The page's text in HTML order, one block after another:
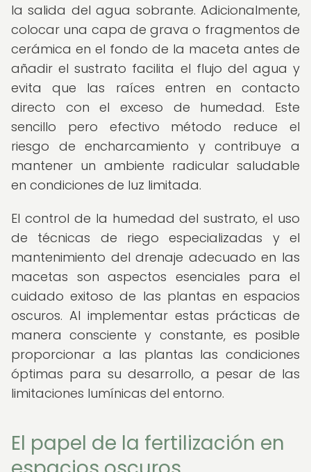
la salida del agua sobrante. Adicionalmente,
colocar una capa de grava o fragmentos de
cerámica en el fondo de la maceta antes de
añadir el sustrato facilita el flujo del agua y
evita que las raíces entren en contacto
directo con el exceso de humedad. Este
sencillo pero efectivo método reduce el
riesgo de encharcamiento y contribuye a
mantener un ambiente radicular saludable
en condiciones de luz limitada.
El control de la humedad del sustrato, el uso
de técnicas de riego especializadas y el
mantenimiento del drenaje adecuado en las
macetas son aspectos esenciales para el
cuidado exitoso de las plantas en espacios
oscuros. Al implementar estas prácticas de
manera consciente y constante, es posible
proporcionar a las plantas las condiciones
óptimas para su desarrollo, a pesar de las
limitaciones lumínicas del entorno.
El papel de la fertilización en